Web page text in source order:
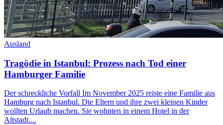
Ausland
Tragödie in Istanbul: Prozess nach Tod einer
Hamburger Familie
Der schreckliche Vorfall Im November 2025 reiste eine Familie aus
Hamburg nach Istanbul. Die Eltern und ihre zwei kleinen Kinder
wollten Urlaub machen. Sie wohnten in einem Hotel in der
Altstadt....